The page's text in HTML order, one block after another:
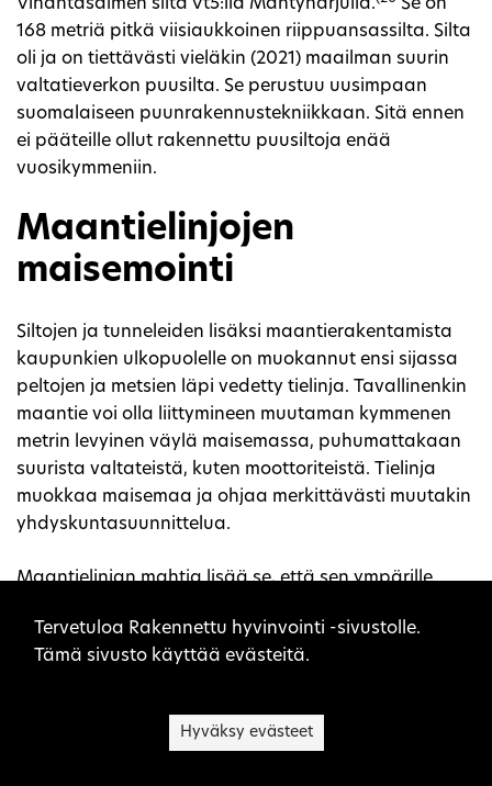
Vihantasalmen silta Vt5:lla Mäntyharjulla.
Se on
168 metriä pitkä viisiaukkoinen riippuansassilta. Silta
oli ja on tiettävästi vieläkin (2021) maailman suurin
valtatieverkon puusilta. Se perustuu uusimpaan
suomalaiseen puunrakennustekniikkaan. Sitä ennen
ei pääteille ollut rakennettu puusiltoja enää
vuosikymmeniin.
Maantielinjojen
maisemointi
Siltojen ja tunneleiden lisäksi maantierakentamista
kaupunkien ulkopuolelle on muokannut ensi sijassa
peltojen ja metsien läpi vedetty tielinja. Tavallinenkin
maantie voi olla liittymineen muutaman kymmenen
metrin levyinen väylä maisemassa, puhumattakaan
suurista valtateistä, kuten moottoriteistä. Tielinja
muokkaa maisemaa ja ohjaa merkittävästi muutakin
yhdyskuntasuunnittelua.
Maantielinjan mahtia lisää se, että sen ympärille
yhdyskuntarakentamiseen sidottua toimintaa. Niitä
ovat monet infrastruktuurin järjestelmät, kuten
suojausjärjestelmät, meluvallit ja riista-aidat sekä
tietenkin kulkemisen ja kuljettamisen palvelut.
Sivuston evästeet
Tervetuloa Rakennettu hyvinvointi -sivustolle.
Tämä sivusto käyttää evästeitä.
Hyväksy evästeet